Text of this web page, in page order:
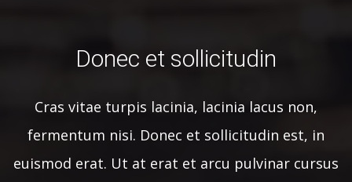
Donec et sollicitudin
Cras vitae turpis lacinia, lacinia lacus non,
fermentum nisi. Donec et sollicitudin est, in
euismod erat. Ut at erat et arcu pulvinar cursus